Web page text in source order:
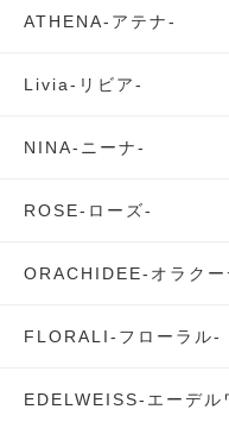
ATHENA-アテナ-
Livia-リビア-
NINA-ニーナ-
ROSE-ローズ-
ORACHIDEE-オラクー
FLORALI-フローラル-
EDELWEISS-エーデル